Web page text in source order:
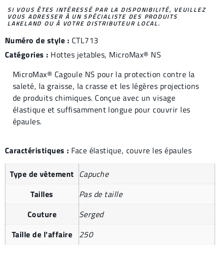
SI VOUS ÊTES INTÉRESSÉ PAR LA DISPONIBILITÉ, VEUILLEZ
VOUS ADRESSER À UN SPÉCIALISTE DES PRODUITS
LAKELAND OU À VOTRE DISTRIBUTEUR LOCAL.
Numéro de style : CTL713
Catégories : Hottes jetables, MicroMax® NS
MicroMax® Cagoule NS pour la protection contre la
saleté, la graisse, la crasse et les légères projections
de produits chimiques. Conçue avec un visage
élastique et suffisamment longue pour couvrir les
épaules.
Caractéristiques : Face élastique, couvre les épaules
Type de vêtement Capuche
Tailles
Pas de taille
Couture
Serged
Taille de l'affaire
250